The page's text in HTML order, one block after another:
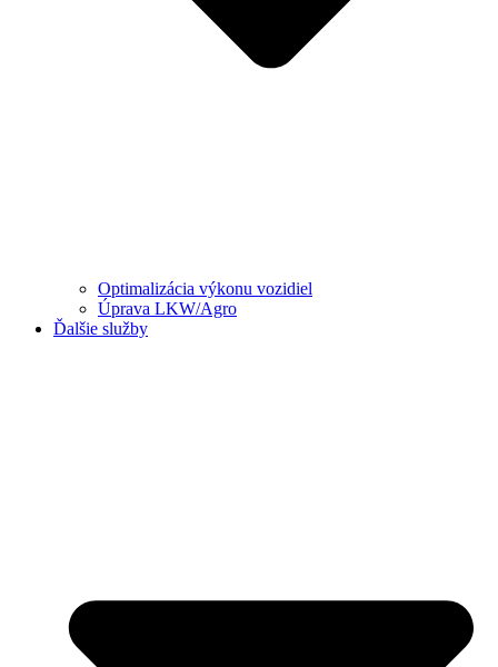
Optimalizácia výkonu vozidiel
Úprava LKW/Agro
Ďalšie služby